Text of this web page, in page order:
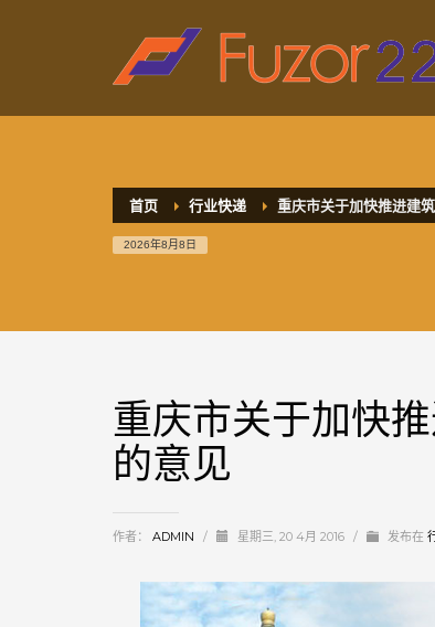
HOW TO SHOP
1 Login or create new account.
首页 行业快递 重庆市关于加快推进建
2026年8月8日
重庆市关于加快
的意见
作者： ADMIN / 星期三, 20 4月 2016 / 发布在